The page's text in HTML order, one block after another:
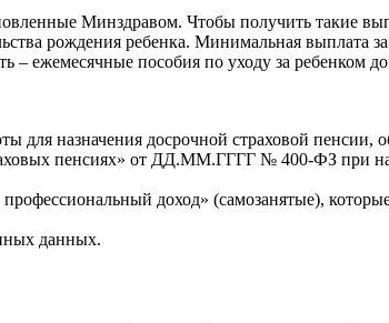
Минздравом. Чтобы получить такие
рождения ребенка. Минимальная выплата
пособия по уходу за ребенком
для назначения досрочной страховой
пенсиях» от ДД.ММ.ГГГГ № 400-ФЗ при
доход» (самозанятые),
данных.